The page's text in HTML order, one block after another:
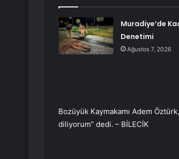
Muradiye’de
Denetimi
Ağustos 7, 2026
Bozüyük Kaymakamı Adem
diliyorum” dedi. – BİLECİK